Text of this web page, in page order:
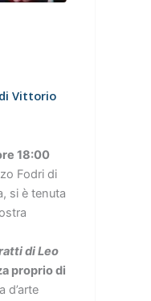
Vittorio
18:00
Fodri di
si è tenuta
di Leo
proprio di
d’arte